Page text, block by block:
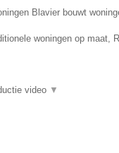
Blavier bouwt
woningen op maat,
video ▼